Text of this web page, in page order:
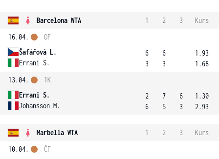
Barcelona WTA 1 2 3
Kurs
16.04.
Šafářová L.
Errani S.
OF
6
3
6
3
1.93
1.68
13.04.
Errani S.
Johansson M.
1K
2
6
7
5
6
3
1.30
2.93
Marbella WTA 1 2 3
Kurs
10.04.
ČF